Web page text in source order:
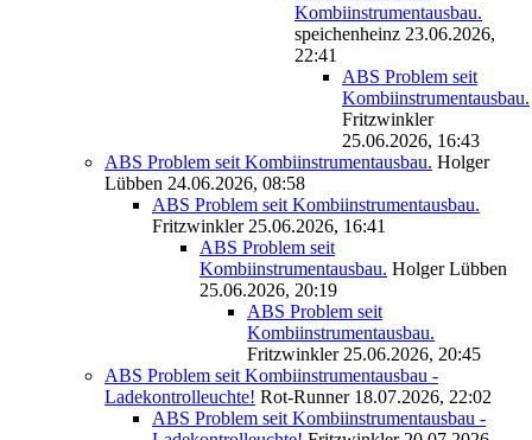
Kombiinstrumentausbau.
speichenheinz 23.06.2026,
22:41
ABS Problem seit
Kombiinstrumentausbau.
Fritzwinkler
25.06.2026, 16:43
ABS Problem seit Kombiinstrumentausbau. Holger
Lübben 24.06.2026, 08:58
ABS Problem seit Kombiinstrumentausbau.
Fritzwinkler 25.06.2026, 16:41
ABS Problem seit
Kombiinstrumentausbau. Holger Lübben
25.06.2026, 20:19
ABS Problem seit
Kombiinstrumentausbau.
Fritzwinkler 25.06.2026, 20:45
ABS Problem seit Kombiinstrumentausbau -
Ladekontrolleuchte! Rot-Runner 18.07.2026, 22:02
ABS Problem seit Kombiinstrumentausbau -